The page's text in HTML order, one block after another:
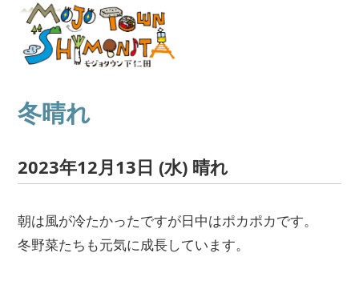
冬晴れ
2023年12月13日 (水) 晴れ
朝は風が冷たかったですが日中はポカポカです。
冬野菜たちも元気に成長しています。